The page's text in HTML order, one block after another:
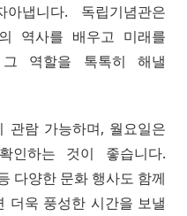
냅니다. 독립기념관은
역사를 배우고 미래를
역할을 톡톡히 해낼
관람 가능하며, 월요일은
인하는 것이 좋습니다.
다양한 문화 행사도 함께
더욱 풍성한 시간을 보낼